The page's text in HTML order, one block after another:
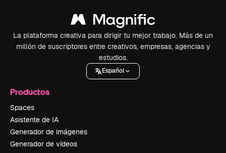
La plataforma creativa para dirigir tu mejor trabajo. Más de un
millón de suscriptores entre creativos, empresas, agencias y
estudios.
Español
Productos
Spaces
Asistente de IA
Generador de imágenes
Generador de vídeos